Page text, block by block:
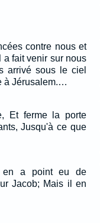
contre nous et
a fait venir sur nous
arrivé sous le ciel
à Jérusalem.…
Et ferme la porte
Jusqu'à ce que
en a point eu de
Jacob; Mais il en